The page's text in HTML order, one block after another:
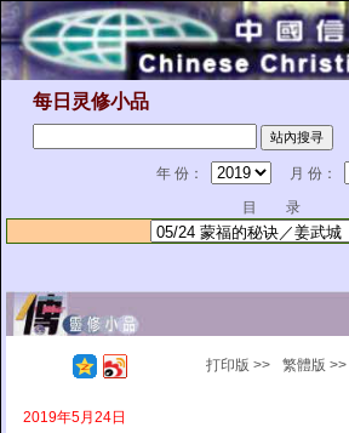
每日灵修小品
年 份：
月 份：
目 录
打印版 >> 繁體版 >>
2019年5月24日